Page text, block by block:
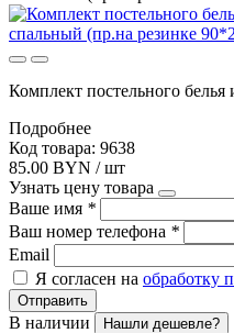
Комплект постельного белья
Подробнее
Код товара: 9638
85.00 BYN / шт
Узнать цену товара
Ваше имя *
Ваш номер телефона *
Email
Я согласен на обработку
Отправить
В наличии Нашли дешевле?